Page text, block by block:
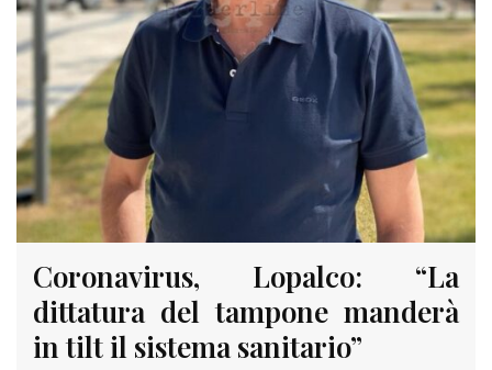
Coronavirus, Lopalco: “La
dittatura del tampone manderà
in tilt il sistema sanitario”